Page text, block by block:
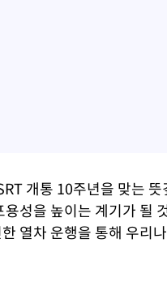
개통 10주년을 맞는
성을 높이는 계기가 될
열차 운행을 통해 우리